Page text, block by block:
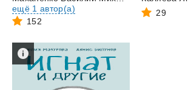
ещё 1 автор(а)
152
29